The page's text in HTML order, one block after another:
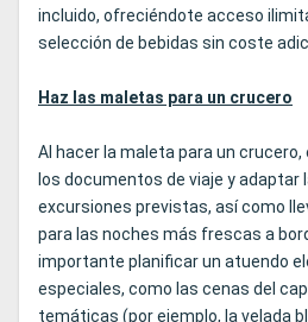
incluido, ofreciéndote acceso
selección de bebidas sin coste
Haz las maletas para un crucero
Al hacer la maleta para un
los documentos de viaje y adaptar
excursiones previstas, así como
para las noches más frescas a
importante planificar un atuendo
especiales, como las cenas del
temáticas (por ejemplo, la velada